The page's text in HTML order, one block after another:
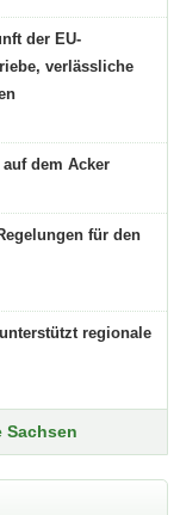
nach
der EU-
verlässliche
dem Acker
für den
regionale
Sachsen